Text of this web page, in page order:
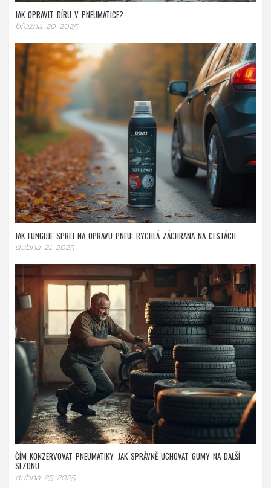
JAK OPRAVIT DÍRU V PNEUMATICE?
března 20 2025
JAK FUNGUJE SPREJ NA OPRAVU PNEU: RYCHLÁ ZÁCHRANA NA CESTÁCH
dubna 21 2025
ČÍM KONZERVOVAT PNEUMATIKY: JAK SPRÁVNĚ UCHOVAT GUMY NA DALŠÍ
SEZONU
dubna 25 2025